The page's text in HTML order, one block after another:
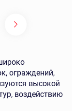
ограждений,
высокой
воздействию